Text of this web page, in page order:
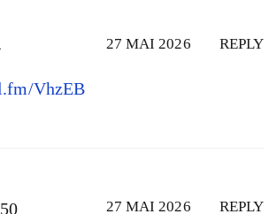
REPLY
27 MAI 2026
VhzEB
REPLY
27 MAI 2026